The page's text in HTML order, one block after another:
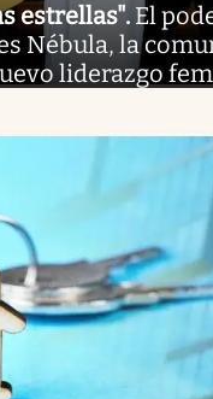
estrellas". El
Nébula, la
liderazgo